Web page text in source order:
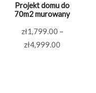
Projekt domu do
70m2 murowany
zł1,799.00 –
zł4,999.00